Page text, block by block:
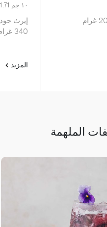
1.71 ١٠ جم
إيرث
340 غرام
المزيد
الملهمة